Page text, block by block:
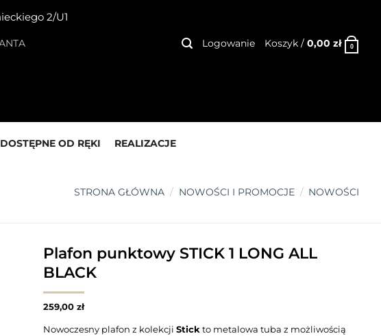
2/U1
Logowanie Koszyk / 0,00 zł 0
DOSTĘPNE OD RĘKI REALIZACJE
STRONA GŁÓWNA / NOWOŚCI I PROMOCJE / NOWOŚCI
Plafon punktowy STICK 1 LONG ALL
BLACK
259,00 zł
Nowoczesny plafon z kolekcji Stickto metalowa tuba z możliwością